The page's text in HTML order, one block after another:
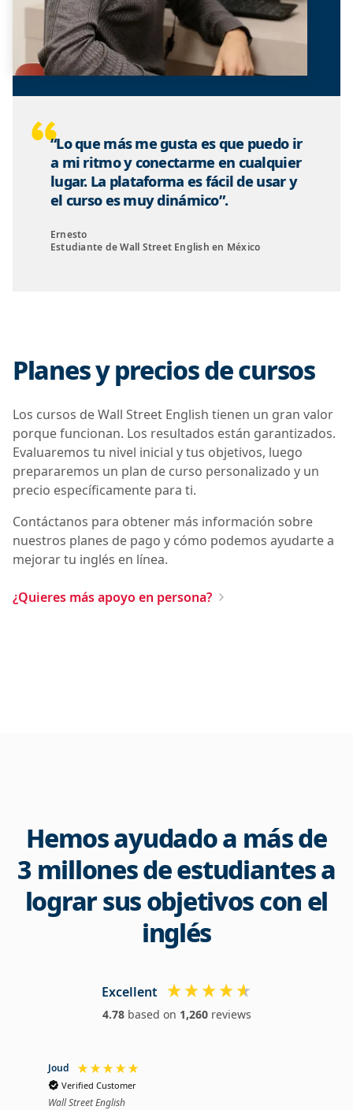
“Lo que más me gusta es que puedo ir
a mi ritmo y conectarme en cualquier
lugar. La plataforma es fácil de usar y
el curso es muy dinámico”.
Ernesto
Estudiante de Wall Street English en México
Planes y precios de cursos
Los cursos de Wall Street English tienen un gran valor
porque funcionan. Los resultados están garantizados.
Evaluaremos tu nivel inicial y tus objetivos, luego
prepararemos un plan de curso personalizado y un
precio específicamente para ti.
Contáctanos para obtener más información sobre
nuestros planes de pago y cómo podemos ayudarte a
mejorar tu inglés en línea.
¿Quieres más apoyo en persona?
Hemos ayudado a más de
3 millones de estudiantes a
lograr sus objetivos con el
inglés
Excellent
4.78 based on 1,260 reviews
Joud
Verified Customer
Wall Street English